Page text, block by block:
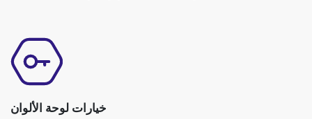
خيارات لوحة الألوان